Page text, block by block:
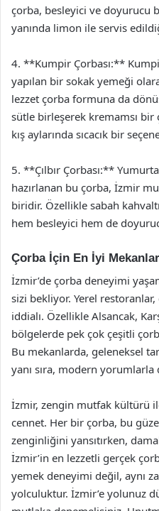
çorba, besleyici ve doyurucu
yanında limon ile servis
4. **Kumpir Çorbası:**
yapılan bir sokak yemeği
lezzet çorba formuna da
sütle birleşerek kremamsı
kış aylarında sıcacık bir
5. **Çılbır Çorbası:**
hazırlanan bu çorba, İzmir
biridir. Özellikle sabah
hem besleyici hem de
Çorba İçin En İyi Mekanlar
İzmir’de çorba deneyimi
sizi bekliyor. Yerel
iddialı. Özellikle Alsancak,
bölgelerde pek çok çeşitli
Bu mekanlarda, geleneksel
yanı sıra, modern yorumlarla
İzmir, zengin mutfak kültürü
cennet. Her bir çorba, bu
zenginliğini yansıtırken,
İzmir’in en lezzetli gerçek
yemek deneyimi değil, aynı
yolculuktur. İzmir’e yolunuz